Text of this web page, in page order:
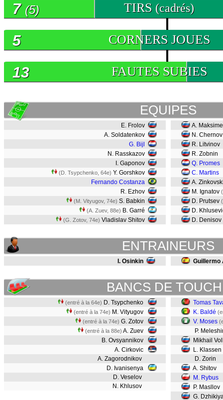
TIRS (cadrés)
7 (5)
CORNERS JOUES
5
FAUTES SUBIES
13
EQUIPES
E. Frolov
A. Soldatenkov
G. Bijl
N. Rasskazov
I. Gaponov
(D. Tsypchenko, 64e) Y. Gorshkov
Fernando Costanza
R. Ezhov
(M. Vityugov, 74e) S. Babkin
(A. Zuev, 88e) B. Garré
(G. Zotov, 74e) Vladislav Shitov
A.
N. Chernov
R. Litvinov
R. Zobnin
Q. Promes
C. Martins
A.
M. Ignatov (
D. Prutsev (
D.
D. Denisov
ENTRAINEURS
I. Osinkin Guillermo
BANCS DE
(entré à la 64e) D. Tsypchenko
(entré à la 74e) M. Vityugov
(entré à la 74e) G. Zotov
(entré à la 88e) A. Zuev
B. Ovsyannikov
A. Cirkovic
A. Zagorodnikov
D. Ivanisenya
D. Veselov
N. Khlusov
Tomas
K. Baldé
V. Moses
P.
Mikhail
L. Klassen
D. Zorin
A. Shitov
M. Rybus
P. Masllov
G.